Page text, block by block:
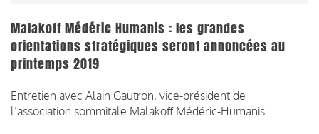
Malakoff Médéric Humanis : les grandes
orientations stratégiques seront annoncées au
printemps 2019
Entretien avec Alain Gautron, vice-président de
l’association sommitale Malakoff Médéric-Humanis.